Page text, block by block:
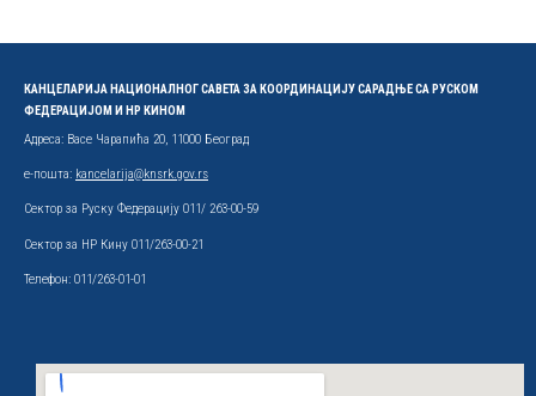
КАНЦЕЛАРИЈА НАЦИОНАЛНОГ САВЕТА ЗА КООРДИНАЦИЈУ САРАДЊЕ СА РУСКОМ
ФЕДЕРАЦИЈОМ И НР КИНОМ
Адреса: Васе Чарапића 20, 11000 Београд
е-пошта: kancelarija@knsrk.gov.rs
Сектор за Руску Федерацију 011/ 263-00-59
Сектор за НР Кину 011/263-00-21
Телефон: 011/263-01-01